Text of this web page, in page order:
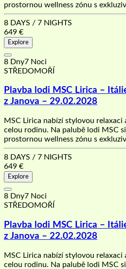
prostornou wellness zónu s
8 DAYS / 7 NIGHTS
649 €
Explore
8 Dny7 Noci
STŘEDOMOŘÍ
Plavba lodi MSC Lirica –
z Janova – 29.02.2028
MSC Lirica nabízí stylovou relaxaci
celou rodinu. Na palubě lodi MSC
prostornou wellness zónu s
8 DAYS / 7 NIGHTS
649 €
Explore
8 Dny7 Noci
STŘEDOMOŘÍ
Plavba lodi MSC Lirica –
z Janova – 22.02.2028
MSC Lirica nabízí stylovou relaxaci
celou rodinu. Na palubě lodi MSC